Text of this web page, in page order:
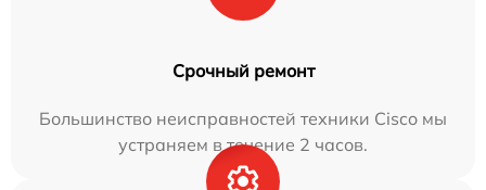
Срочный ремонт
Большинство неисправностей техники Cisco мы
устраняем в течение 2 часов.